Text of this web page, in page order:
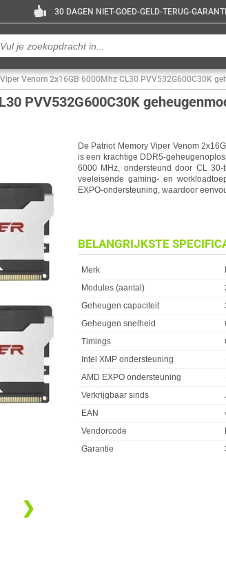
30 DAGEN NIET-GOED-GELD-TERUG-
Venom 2x16GB 6000Mhz CL30 PVV532G600C30K
PVV532G600C30K
❯
De Patriot Memory Viper Venom
is een krachtige DDR5-
6000 MHz, ondersteund door CL
veeleisende gaming- en
EXPO-ondersteuning, waardoor
BELANGRIJKSTE
Eigenschap
Merk
Modules (aantal)
Geheugen capaciteit
Geheugen snelheid
Timings
Intel XMP ondersteuning
AMD EXPO ondersteuning
Verkrijgbaar sinds
EAN
Vendorcode
Garantie